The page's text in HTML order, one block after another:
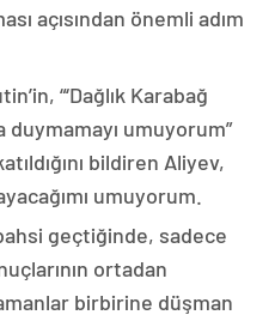
açısından önemli adım
“‘Dağlık Karabağ
umuyorum”
bildiren Aliyev,
umuyorum.
geçtiğinde, sadece
ortadan
birbirine düşman